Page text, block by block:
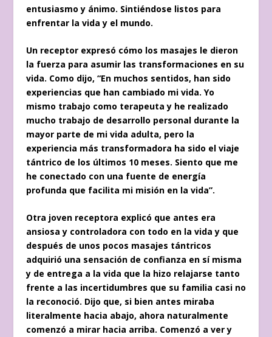
entusiasmo y ánimo. Sintiéndose listos para
enfrentar la vida y el mundo.
Un receptor expresó cómo los masajes le dieron
la fuerza para asumir las transformaciones en su
vida. Como dijo, “En muchos sentidos, han sido
experiencias que han cambiado mi vida. Yo
mismo trabajo como terapeuta y he realizado
mucho trabajo de desarrollo personal durante la
mayor parte de mi vida adulta, pero la
experiencia más transformadora ha sido el viaje
tántrico de los últimos 10 meses. Siento que me
he conectado con una fuente de energía
profunda que facilita mi misión en la vida”.
Otra joven receptora explicó que antes era
ansiosa y controladora con todo en la vida y que
después de unos pocos masajes tántricos
adquirió una sensación de confianza en sí misma
y de entrega a la vida que la hizo relajarse tanto
frente a las incertidumbres que su familia casi no
la reconoció. Dijo que, si bien antes miraba
literalmente hacia abajo, ahora naturalmente
comenzó a mirar hacia arriba. Comenzó a ver y